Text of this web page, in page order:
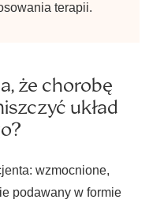
terapii.
że chorobę
układ
wzmocnione,
podawany w formie